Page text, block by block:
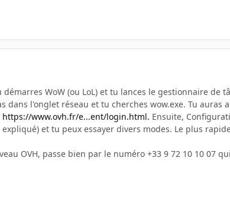
démarres WoW (ou LoL) et tu lances le gestionnaire de
dans l'onglet réseau et tu cherches wow.exe. Tu auras
https://www.ovh.fr/e...ent/login.html. Ensuite,
et tu peux essayer divers modes. Le plus
OVH, passe bien par le numéro +33 9 72 10 10 07